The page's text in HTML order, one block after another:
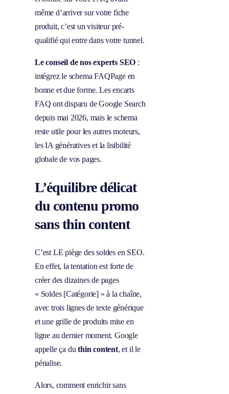
même d’arriver sur votre fiche
produit, c’est un visiteur pré-
qualifié qui entre dans votre tunnel.
Le conseil de nos experts SEO :
intégrez le schema FAQPage en
bonne et due forme. Les encarts
FAQ ont disparu de Google Search
depuis mai 2026, mais le schema
reste utile pour les autres moteurs,
les IA génératives et la lisibilité
globale de vos pages.
L’équilibre délicat
du contenu promo
sans thin content
C’est LE piège des soldes en SEO.
En effet, la tentation est forte de
créer des dizaines de pages
« Soldes [Catégorie] » à la chaîne,
avec trois lignes de texte générique
et une grille de produits mise en
ligne au dernier moment. Google
appelle ça duthin content, et il le
pénalise.
Alors, comment enrichir sans